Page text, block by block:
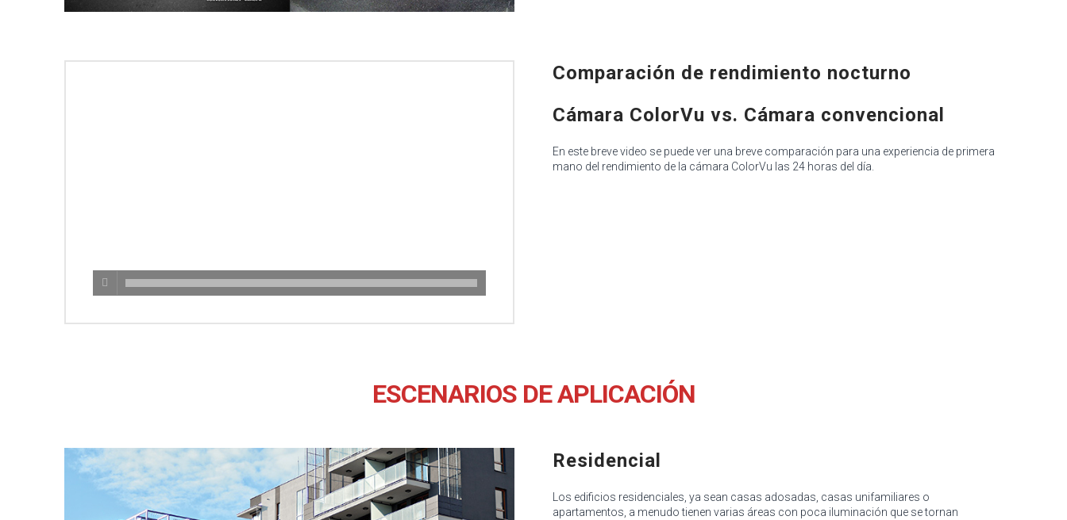
Comparación de rendimiento nocturno
Cámara ColorVu vs. Cámara convencional
En este breve video se puede ver una breve comparación para una experiencia de primera
mano del rendimiento de la cámara ColorVu las 24 horas del día.
ESCENARIOS DE APLICACIÓN
Residencial
Los edificios residenciales, ya sean casas adosadas, casas unifamiliares o
apartamentos, a menudo tienen varias áreas con poca iluminación que se tornan